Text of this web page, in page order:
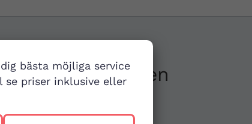
bästa möjliga service
se priser inklusive eller
Besök butiken
First Aid Sweden